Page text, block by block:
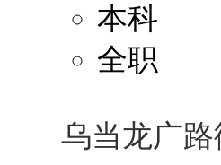
本科
全职
乌当龙广